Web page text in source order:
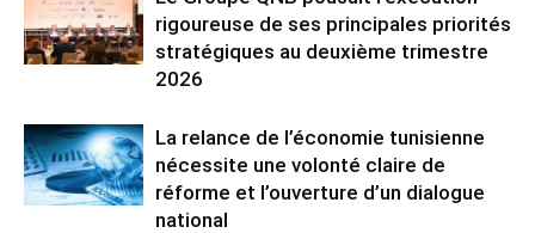
rigoureuse de ses principales priorités
stratégiques au deuxième trimestre
2026
La relance de l’économie tunisienne
nécessite une volonté claire de
réforme et l’ouverture d’un dialogue
national